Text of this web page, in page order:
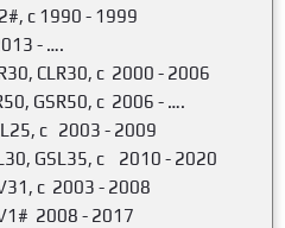
c 1990 - 1999
- ….
CLR30, c 2000 - 2006
GSR50, c 2006 - ….
c 2003 - 2009
GSL35, c 2010 - 2020
c 2003 - 2008
2008 - 2017